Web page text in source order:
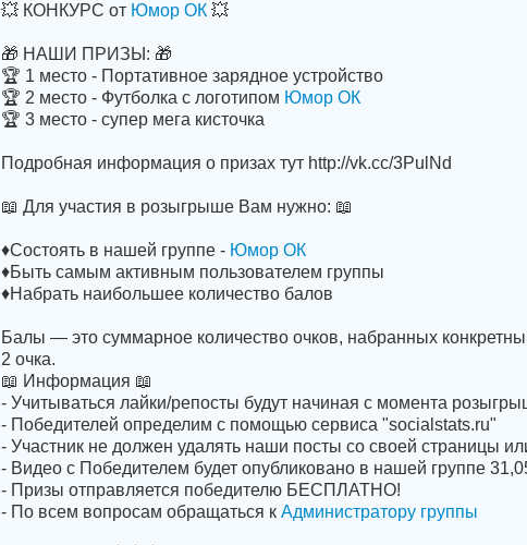
💥 КОНКУРС от Юмор ОК 💥
🎁 НАШИ ПРИЗЫ: 🎁
🏆 1 место - Портативное зарядное устройство
🏆 2 место - Футболка с логотипом Юмор ОК
🏆 3 место - супер мега кисточка
Подробная информация о призах тут http://vk.cc/3PulNd
📖 Для участия в розыгрыше Вам нужно: 📖
♦Состоять в нашей группе - Юмор ОК
♦Быть самым активным пользователем группы
♦Набрать наибольшее количество балов
Балы — это суммарное количество очков, набранных
2 очка.
📖 Информация 📖
- Учитываться лайки/репосты будут начиная с момента
- Победителей определим с помощью сервиса "socialstats.ru"
- Участник не должен удалять наши посты со своей страницы
- Видео с Победителем будет опубликовано в нашей группе
- Призы отправляется победителю БЕСПЛАТНО!
- По всем вопросам обращаться к Администратору группы